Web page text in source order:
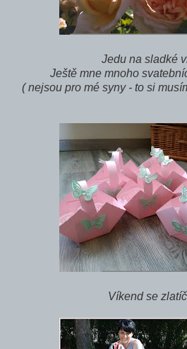
Jedu na sladké
Ještě mne mnoho
( nejsou pro mé syny - to si
Víkend se